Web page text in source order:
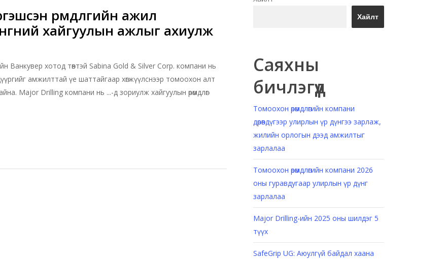
өрөмдлөгийн ажил
хайгуулын ажлыг ахиулж
хотод төвтэй Sabina Gold & Silver Corp. компани нь
амжилттай үе шаттайгаар хөгжүүлснээр томоохон алт
Major Drilling компани нь ...-д зориулж хайгуулын өрөмдлөг
Хайлт
Саяхны
бичлэгүүд
Томоохон өрөмдлөгийн компани
дөрөвдүгээр улирлын үр дүнгээ зарлаж,
жилийн орлогын дээд амжилтыг
зарлалаа
Томоохон өрөмдлөгийн компани 2026
оны гуравдугаар улирлын үр дүнг
зарлалаа
Major Drilling-ийн 2025 оны шилдэг 5
түүх
SafeGrip UG: Аюулгүй байдал хаана